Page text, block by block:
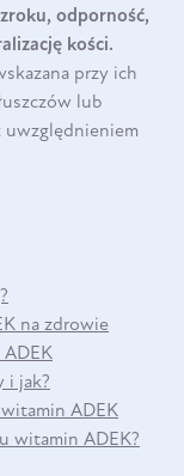
odporność,
kości.
przy ich
lub
uwzględnieniem
na zdrowie
i jak?
ADEK
witamin ADEK?